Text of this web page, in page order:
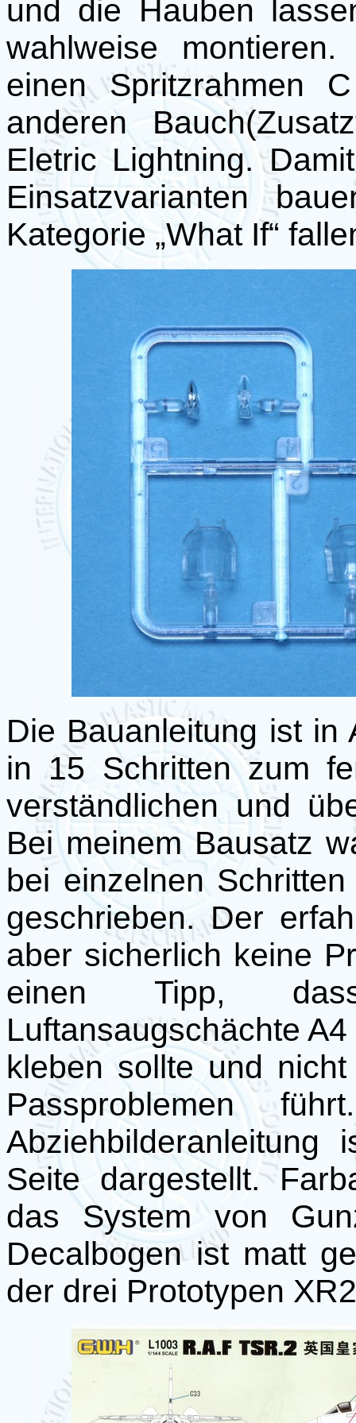
und die Hauben
wahlweise
einen Spritzrahmen
anderen
Eletric Lightning.
Einsatzvarianten
Kategorie „What If“
Die Bauanleitung ist
in 15 Schritten zum
verständlichen und
Bei meinem Bausatz
bei einzelnen
geschrieben. Der
aber sicherlich keine
einen Tipp,
Luftansaugschächte
kleben sollte und
Passproblemen
Seite dargestellt.
das System von
Decalbogen ist matt
der drei Prototypen